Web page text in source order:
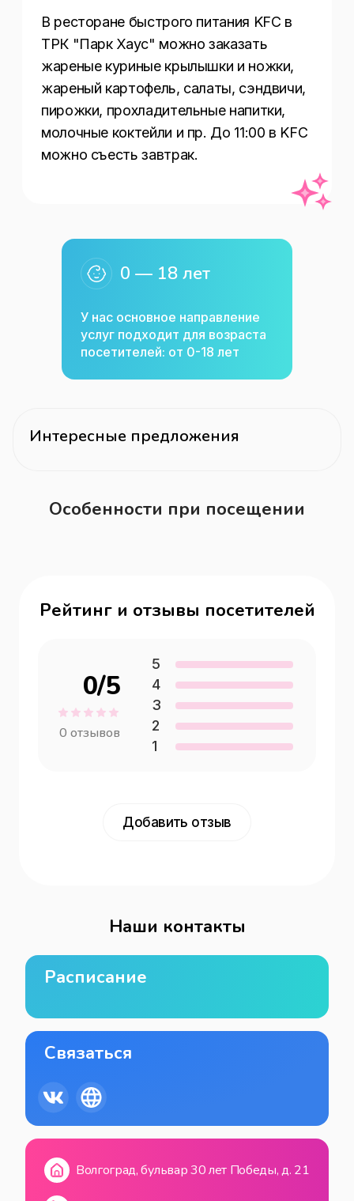
В ресторане быстрого питания KFC в
ТРК "Парк Хаус" можно заказать
жареные куриные крылышки и ножки,
жареный картофель, салаты, сэндвичи,
пирожки, прохладительные напитки,
молочные коктейли и пр. До 11:00 в KFC
можно съесть завтрак.
0 — 18 лет
У нас основное направление
услуг подходит для возраста
посетителей: от 0-18 лет
Интересные предложения
Особенности при посещении
Рейтинг и отзывы посетителей
0/5
0 отзывов
5
4
3
2
1
Добавить отзыв
Наши контакты
Расписание
Связаться
Волгоград, бульвар 30 лет Победы, д. 21